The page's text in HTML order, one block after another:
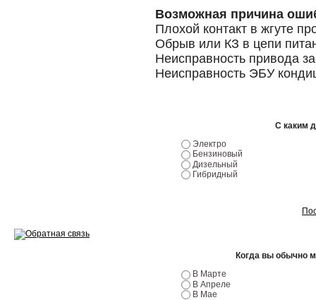
Возможная причина
Плохой контакт в жгуте
Обрыв или КЗ в цепи
Неисправность привода
Неисправность ЭБУ
С каким
Электро
Бензиновый
Дизельный
Гибридный
Когда вы обычно
В Марте
В Апреле
В Мае